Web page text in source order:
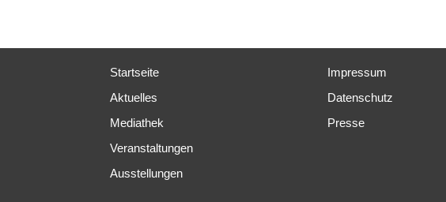
Startseite
Aktuelles
Mediathek
Veranstaltungen
Ausstellungen
Impressum
Datenschutz
Presse